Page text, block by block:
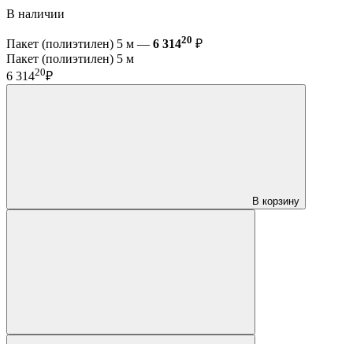
В наличии
Пакет (полиэтилен) 5 м — 6 31420 ₽
Пакет (полиэтилен) 5 м
6 31420₽
В корзину